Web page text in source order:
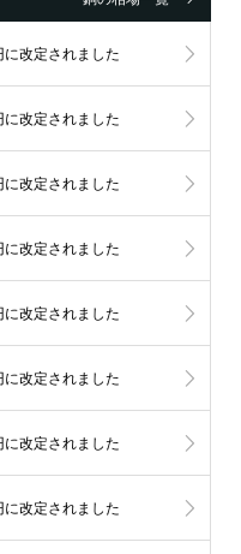
改定されました
改定されました
改定されました
改定されました
改定されました
改定されました
改定されました
改定されました